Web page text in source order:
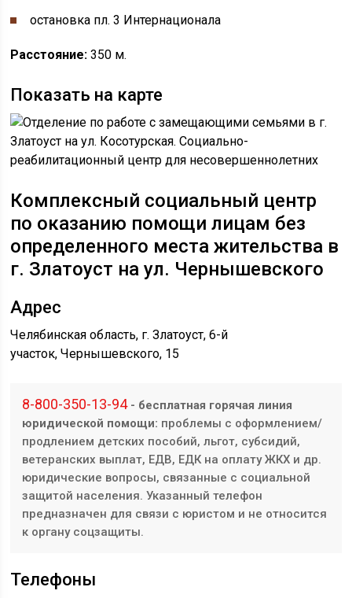
остановка ​​​​пл. 3 Интернационала
Расстояние: 350 м.
Показать на карте
Комплексный социальный центр
по оказанию помощи лицам без
определенного места жительства в
г. Златоуст на ул. ​​​​Чернышевского
Адрес
Челябинская область, г. Златоуст, ​​6-й
участок, Чернышевского, 15
8-800-350-13-94- бесплатная горячая линия
юридической помощи: проблемы с оформлением/
продлением детских пособий, льгот, субсидий,
ветеранских выплат, ЕДВ, ЕДК на оплату ЖКХ и др.
юридические вопросы, связанные с социальной
защитой населения. Указанный телефон
предназначен для связи с юристом и не относится
к органу соцзащиты.
Телефоны